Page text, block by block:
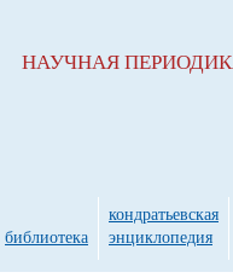
НАУЧНАЯ
библиотека
кондратьевская
энциклопедия